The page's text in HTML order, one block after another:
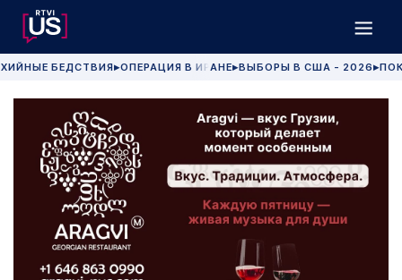
БЕДСТВИЯ▶ОПЕРАЦИЯ В ИРАНЕ▶ВЫБОРЫ В США - 2026 ▶